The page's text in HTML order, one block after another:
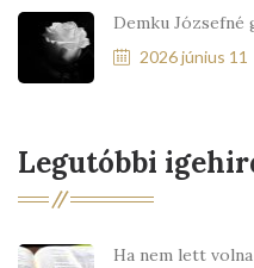
Demku Józsefné
2026 június 11
Legutóbbi
Ha nem lett